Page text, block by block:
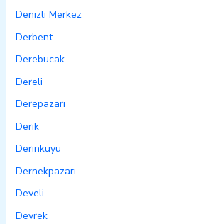
Denizli Merkez
Derbent
Derebucak
Dereli
Derepazarı
Derik
Derinkuyu
Dernekpazarı
Develi
Devrek